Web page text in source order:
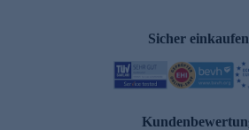
Sicher einkaufen